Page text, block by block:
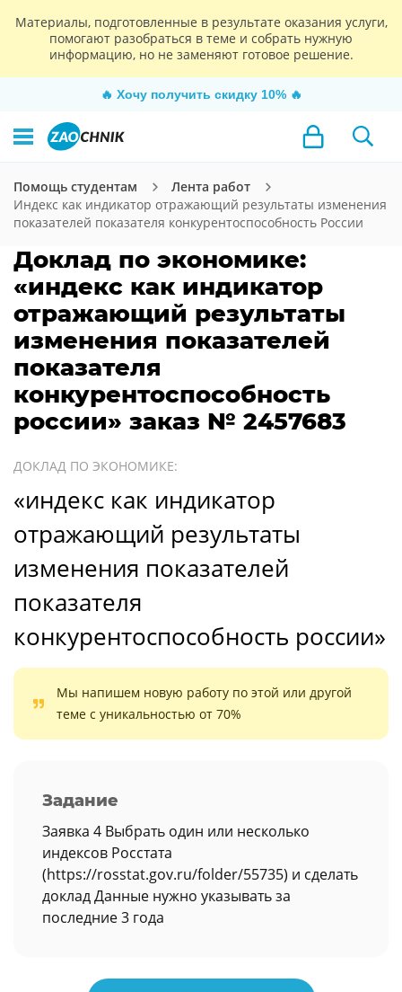
Материалы, подготовленные в результате оказания услуги,
помогают разобраться в теме и собрать нужную
информацию, но не заменяют готовое решение.
🔥 Хочу получить скидку 10% 🔥
Помощь студентам
Лента работ
Индекс как индикатор отражающий результаты изменения
показателей показателя конкурентоспособность России
Доклад по экономике:
«индекс как индикатор
отражающий результаты
изменения показателей
показателя
конкурентоспособность
россии» заказ № 2457683
ДОКЛАД ПО ЭКОНОМИКЕ:
«индекс как индикатор
отражающий результаты
изменения показателей
показателя
конкурентоспособность россии»
Мы напишем новую работу по этой или другой
теме с уникальностью от 70%
Задание
Заявка 4 Выбрать один или несколько
индексов Росстата
(https://rosstat.gov.ru/folder/55735) и сделать
доклад Данные нужно указывать за
последние 3 года